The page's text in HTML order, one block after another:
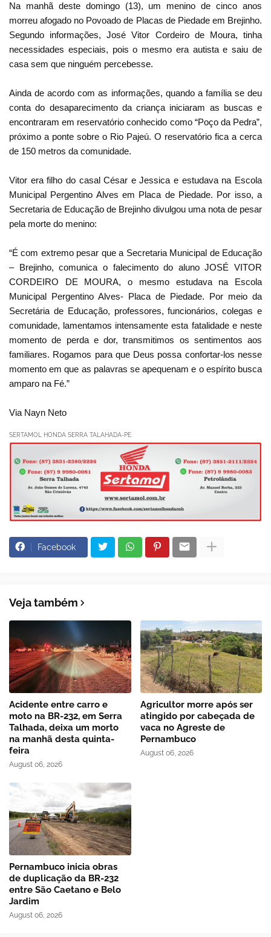
Na manhã deste domingo (13), um menino de cinco anos
morreu afogado no Povoado de Placas de Piedade em Brejinho.
Segundo informações, José Vitor Cordeiro de Moura, tinha
necessidades especiais, pois o mesmo era autista e saiu de
casa sem que ninguém percebesse.
Ainda de acordo com as informações, quando a família se deu
conta do desaparecimento da criança iniciaram as buscas e
encontraram em reservatório conhecido como “Poço da Pedra”,
próximo a ponte sobre o Rio Pajeú. O reservatório fica a cerca
de 150 metros da comunidade.
Vitor era filho do casal César e Jessica e estudava na Escola
Municipal Pergentino Alves em Placa de Piedade. Por isso, a
Secretaria de Educação de Brejinho divulgou uma nota de pesar
pela morte do menino:
“É com extremo pesar que a Secretaria Municipal de Educação
– Brejinho, comunica o falecimento do aluno JOSÉ VITOR
CORDEIRO DE MOURA, o mesmo estudava na Escola
Municipal Pergentino Alves- Placa de Piedade. Por meio da
Secretária de Educação, professores, funcionários, colegas e
comunidade, lamentamos intensamente esta fatalidade e neste
momento de perda e dor, transmitimos os sentimentos aos
familiares. Rogamos para que Deus possa confortar-los nesse
momento em que as palavras se apequenam e o espírito busca
amparo na Fé.”
Via Nayn Neto
SERTAMOL HONDA SERRA TALAHADA-PE
Facebook
Veja também
Acidente entre carro e
moto na BR-232, em Serra
Talhada, deixa um morto
na manhã desta quinta-
feira
August 06, 2026
Agricultor morre após ser
atingido por cabeçada de
vaca no Agreste de
Pernambuco
August 06, 2026
Pernambuco inicia obras
de duplicação da BR-232
entre São Caetano e Belo
Jardim
August 06, 2026